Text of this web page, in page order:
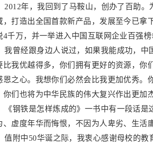
年，我回到了马鞍山，创办了百助。
，打造出全国首款新产品，发展至今已拿
4千万，并一举进入中国互联网企业百强榜
曾经跟身边人说过，如果我能成功，中
比我优越得多，你们拥有更好的资源，你
恩之心。我想你们必然会比我更加优秀
你们也将为中华民族的伟大复兴作出更加
钢铁是怎样炼成的》一书中有一段话是
、虚度年华而悔恨，不因为人卑劣、生活
附中50华诞之际，我衷心感谢母校的教